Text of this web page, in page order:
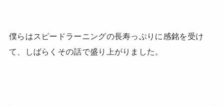
僕らはスピードラーニングの長寿っぷりに感銘を受け
て、しばらくその話で盛り上がりました。